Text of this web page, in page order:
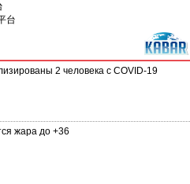
2 человека с COVID-19
жара до +36